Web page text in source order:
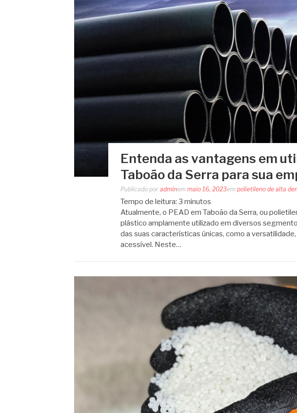
Entenda as vantagens em
Taboão da Serra para sua
Publicado por adminem maio 16, 2023em polietileno de alta
Tempo de leitura: 3 minutos
Atualmente, o PEAD em Taboão da Serra, ou
plástico amplamente utilizado em diversos
das suas características únicas, como a
acessível. Neste…